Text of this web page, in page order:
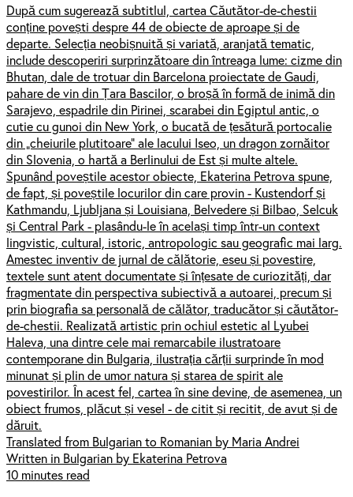
După cum sugerează subtitlul, cartea Căutător-de-chestii
conține povești despre 44 de obiecte de aproape și de
departe. Selecția neobișnuită și variată, aranjată tematic,
include descoperiri surprinzătoare din întreaga lume: cizme din
Bhutan, dale de trotuar din Barcelona proiectate de Gaudi,
pahare de vin din Țara Bascilor, o broșă în formă de inimă din
Sarajevo, espadrile din Pirinei, scarabei din Egiptul antic, o
cutie cu gunoi din New York, o bucată de țesătură portocalie
din „cheiurile plutitoare” ale lacului Iseo, un dragon zornăitor
din Slovenia, o hartă a Berlinului de Est și multe altele.
Spunând poveștile acestor obiecte, Ekaterina Petrova spune,
de fapt, și poveștile locurilor din care provin - Kustendorf și
Kathmandu, Ljubljana și Louisiana, Belvedere și Bilbao, Selcuk
și Central Park - plasându-le în același timp într-un context
lingvistic, cultural, istoric, antropologic sau geografic mai larg.
Amestec inventiv de jurnal de călătorie, eseu și povestire,
textele sunt atent documentate și înțesate de curiozități, dar
fragmentate din perspectiva subiectivă a autoarei, precum și
prin biografia sa personală de călător, traducător și căutător-
de-chestii. Realizată artistic prin ochiul estetic al Lyubei
Haleva, una dintre cele mai remarcabile ilustratoare
contemporane din Bulgaria, ilustrația cărții surprinde în mod
minunat și plin de umor natura și starea de spirit ale
povestirilor. În acest fel, cartea în sine devine, de asemenea, un
obiect frumos, plăcut și vesel - de citit și recitit, de avut și de
dăruit.
Translated from Bulgarian to Romanian by Maria Andrei
Written in Bulgarian by Ekaterina Petrova
10 minutes read